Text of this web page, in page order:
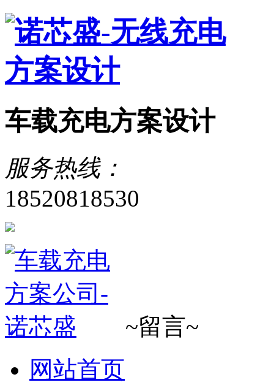
车载充电方案设计
服务热线：
18520818530
~留言~
网站首页